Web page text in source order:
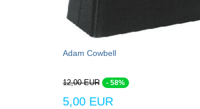
Adam Cowbell
12,00 EUR - 58%
5,00 EUR